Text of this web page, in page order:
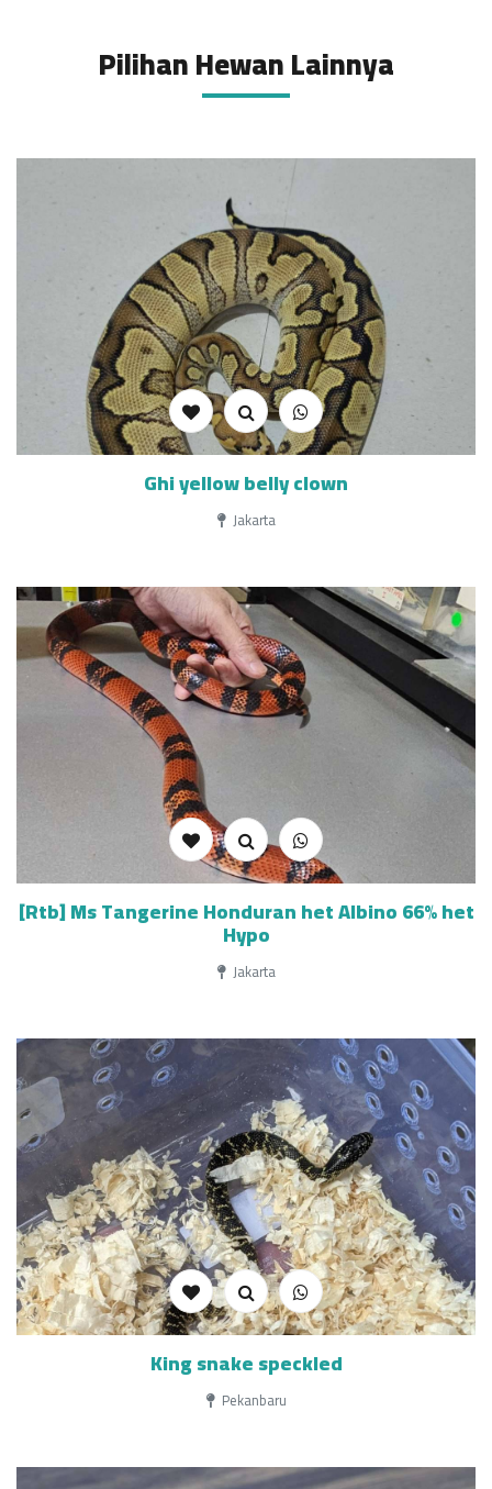
Pilihan Hewan Lainnya
Ghi yellow belly clown
Jakarta
[Rtb] Ms Tangerine Honduran het Albino 66% het
Hypo
Jakarta
King snake speckled
Pekanbaru